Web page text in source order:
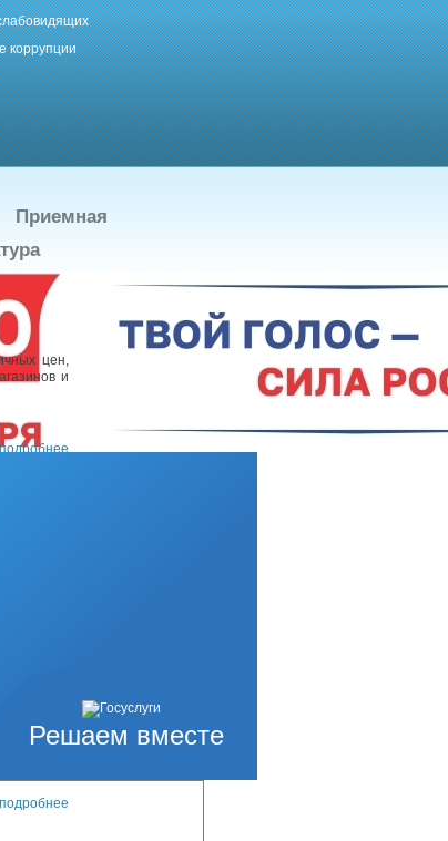
коррупции
Приемная
Решаем вместе
цен,
и
подробнее
подробнее
подробнее